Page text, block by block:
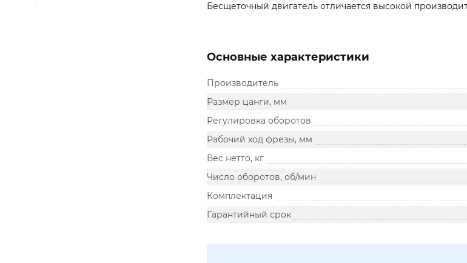
Бесщеточный двигатель отличается высокой
Основные характеристики
Производитель
Размер цанги, мм
Регулировка оборотов
Рабочий ход фрезы, мм
Вес нетто, кг
Число оборотов, об/мин
Комплектация
Гарантийный срок